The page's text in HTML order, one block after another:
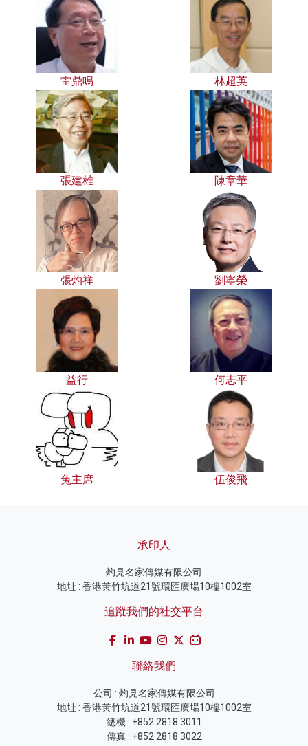
雷鼎鳴 林超英
張建雄 陳章華
張灼祥 劉寧榮
益行 何志平
兔主席 伍俊飛
承印人
灼見名家傳媒有限公司
地址 : 香港黃竹坑道21號環匯廣場10樓1002室
追蹤我們的社交平台
聯絡我們
公司 : 灼見名家傳媒有限公司
地址 : 香港黃竹坑道21號環匯廣場10樓1002室
總機 : +852 2818 3011
傳真 : +852 2818 3022